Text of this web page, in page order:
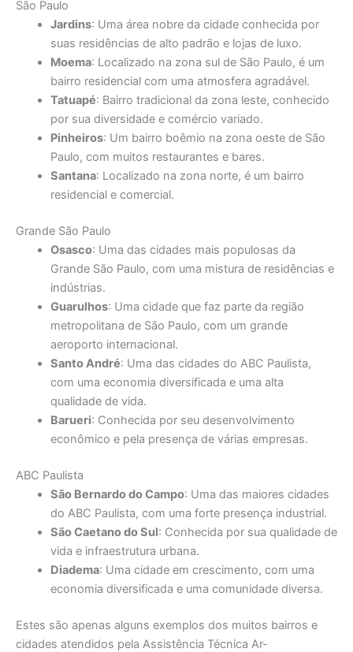
São Paulo
Jardins: Uma área nobre da cidade conhecida por
suas residências de alto padrão e lojas de luxo.
Moema: Localizado na zona sul de São Paulo, é um
bairro residencial com uma atmosfera agradável.
Tatuapé: Bairro tradicional da zona leste, conhecido
por sua diversidade e comércio variado.
Pinheiros: Um bairro boêmio na zona oeste de São
Paulo, com muitos restaurantes e bares.
Santana: Localizado na zona norte, é um bairro
residencial e comercial.
Grande São Paulo
Osasco: Uma das cidades mais populosas da
Grande São Paulo, com uma mistura de residências e
indústrias.
Guarulhos: Uma cidade que faz parte da região
metropolitana de São Paulo, com um grande
aeroporto internacional.
Santo André: Uma das cidades do ABC Paulista,
com uma economia diversificada e uma alta
qualidade de vida.
Barueri: Conhecida por seu desenvolvimento
econômico e pela presença de várias empresas.
ABC Paulista
São Bernardo do Campo: Uma das maiores cidades
do ABC Paulista, com uma forte presença industrial.
São Caetano do Sul: Conhecida por sua qualidade de
vida e infraestrutura urbana.
Diadema: Uma cidade em crescimento, com uma
economia diversificada e uma comunidade diversa.
Estes são apenas alguns exemplos dos muitos bairros e
cidades atendidos pela Assistência Técnica Ar-